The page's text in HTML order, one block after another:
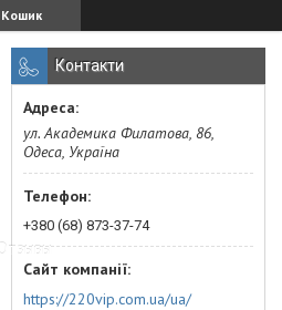
Кошик
Отзывы
Контакти
ул. Академика Филатова, 86,
Одеса, Україна
+380 (68) 873-37-74
https://220vip.com.ua/ua/